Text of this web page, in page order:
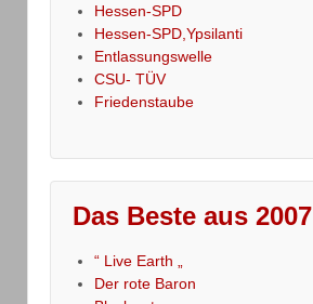
Hessen-SPD
Hessen-SPD,Ypsilanti
Entlassungswelle
CSU- TÜV
Friedenstaube
Das Beste aus 2007
“ Live Earth „
Der rote Baron